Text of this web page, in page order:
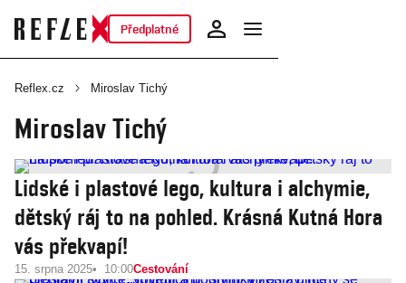
Předplatné
Reflex.cz Miroslav Tichý
Miroslav Tichý
Lidské i plastové lego, kultura i alchymie,
dětský ráj to na pohled. Krásná Kutná Hora
vás překvapí!
15. srpna 2025 10:00Cestování